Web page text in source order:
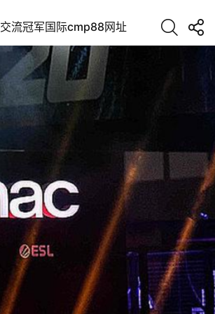
交流冠军国际cmp88网址